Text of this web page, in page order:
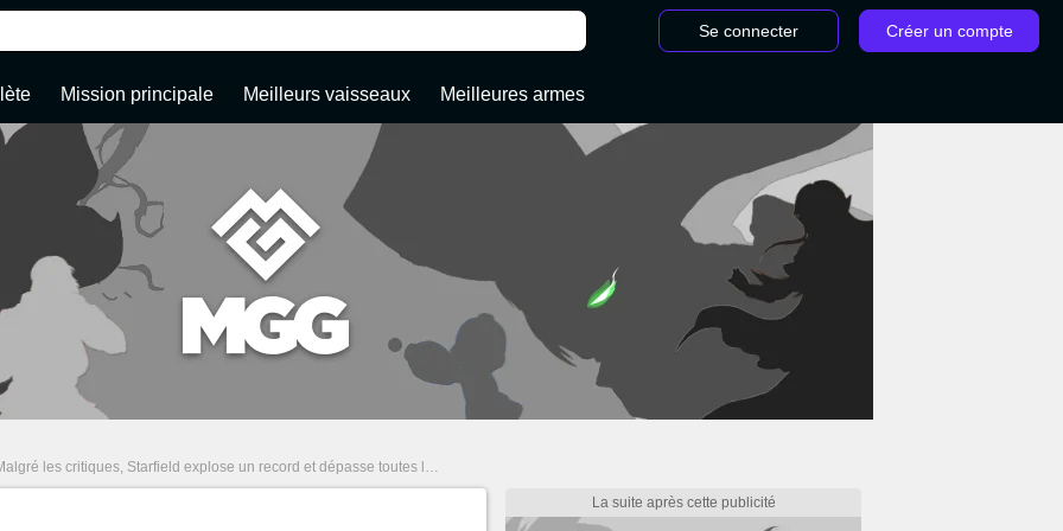
Se connecter Créer un compte
Mission principale Meilleurs vaisseaux Meilleures armes
les critiques, Starfield explose un record et dépasse toutes les prédictions de Microsoft